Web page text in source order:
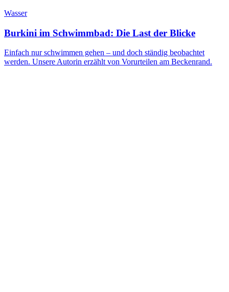
Wasser
Burkini im Schwimmbad: Die Last der Blicke
Einfach nur schwimmen gehen – und doch ständig beobachtet
werden. Unsere Autorin erzählt von Vorurteilen am Beckenrand.